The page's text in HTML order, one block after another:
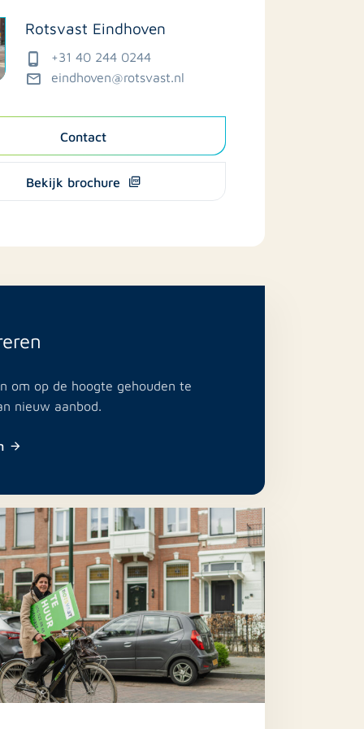
Rotsvast Eindhoven
+31 40 244 0244
eindhoven@rotsvast.nl
Contact
Bekijk brochure
om op de hoogte gehouden te
nieuw aanbod.